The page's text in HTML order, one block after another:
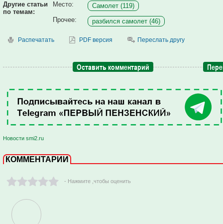
Другие статьи
по темам:
Место:
Самолет (119)
Прочее:
разбился самолет (46)
Распечатать PDF версия Переслать другу
Оставить комментарий
Новости smi2.ru
КОММЕНТАРИИ
- Нажмите ,чтобы оценить